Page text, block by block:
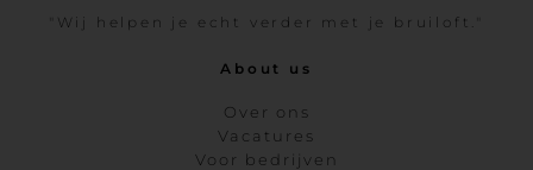
"Wij helpen je echt verder met je bruiloft."
About us
Over ons
Vacatures
Voor bedrijven